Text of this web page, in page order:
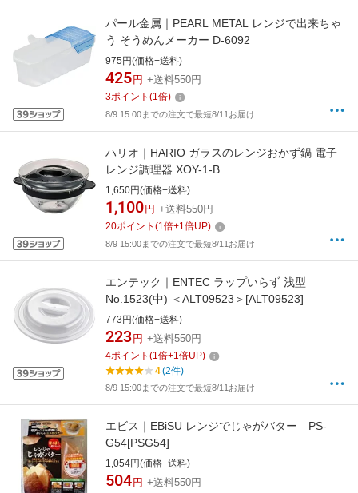
パール金属｜PEARL METAL レンジで出来ちゃ
う そうめんメーカー D-6092
975円(価格+送料)
425 円 +送料550円
3ポイント (1倍)
8/9 15:00までの注文で最短8/11お届け
ハリオ｜HARIO ガラスのレンジおかず鍋 電子
レンジ調理器 XOY-1-B
1,650円(価格+送料)
1,100 円 +送料550円
20ポイント (1倍+1倍UP)
8/9 15:00までの注文で最短8/11お届け
エンテック｜ENTEC ラップいらず 浅型
No.1523(中) ＜ALT09523＞[ALT09523]
773円(価格+送料)
223 円 +送料550円
4ポイント (1倍+1倍UP)
4(2件)
8/9 15:00までの注文で最短8/11お届け
エビス｜EBiSU レンジでじゃがバター PS-
G54[PSG54]
1,054円(価格+送料)
504 円 +送料550円